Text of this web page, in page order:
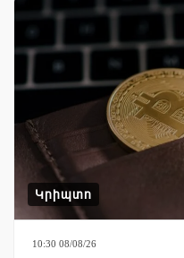
Կրիպտո
10:30 08/08/26